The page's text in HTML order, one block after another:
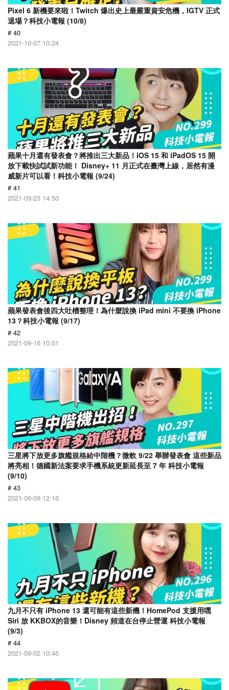
Pixel 6 新機要來啦！Twitch 爆出史上最嚴重資安危機，IGTV 正式
退場？科技小電報 (10/8)
# 40
2021-10-07 10:24
蘋果十月還有發表會？將推出三大新品！iOS 15 和 iPadOS 15 開
放下載快試試新功能！ Disney+ 11 月正式在臺灣上線，居然有漫
威新片可以看！科技小電報 (9/24)
# 41
2021-09-23 14:50
蘋果發表會後四大吐槽整理！為什麼說換 iPad mini 不要換 iPhone
13？科技小電報 (9/17)
# 42
2021-09-16 10:51
三星將下放更多旗艦規格給中階機？微軟 9/22 舉辦發表會 這些新品
將亮相！德國新法案要求手機系統更新延長至 7 年 科技小電報
(9/10)
# 43
2021-09-09 12:16
九月不只有 iPhone 13 還可能有這些新機！HomePod 支援用嘿
Siri 放 KKBOX的音樂！Disney 頻道在台停止營運 科技小電報
(9/3)
# 44
2021-09-02 10:45